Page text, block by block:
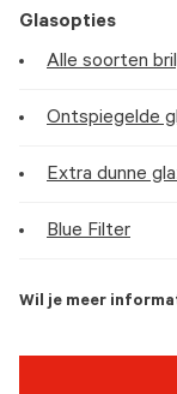
Glasopties
Alle soorten
Ontspiegelde
Extra dunne
Blue Filter
Wil je meer